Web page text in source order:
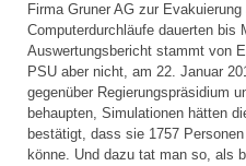
Firma Gruner AG zur
Computerdurchläufe dauerten bis
Auswertungsbericht stammt von
PSU aber nicht, am 22. Januar
gegenüber Regierungspräsidium
behaupten, Simulationen hätten
bestätigt, dass sie 1757
könne. Und dazu tat man so, als